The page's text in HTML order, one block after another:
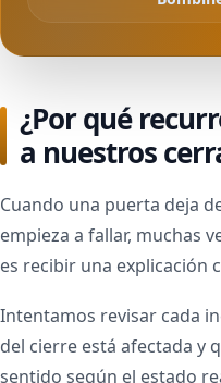
¿Por qué
a nuestros
Cuando una puerta deja
empieza a fallar, muchas
es recibir una explicación
Intentamos revisar cada
del cierre está afectada y
sentido según el estado